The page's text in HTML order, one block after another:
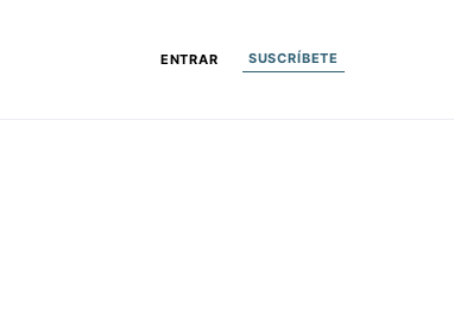
ENTRAR SUSCRÍBETE